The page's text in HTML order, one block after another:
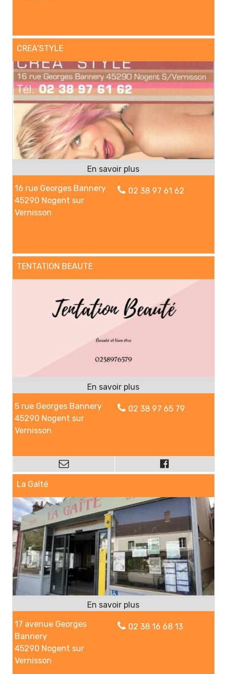
CREA’STYLE
16 rue Georges Bannery
45290 Nogent sur
Vernisson
02 38 97 61 62
TENTATION BEAUTE
5 rue Georges Bannery
45290 Nogent sur
Vernisson
02 38 97 65 79
La Gaîté
17 avenue Georges
Bannery
45290 Nogent sur
Vernisson
02 38 16 68 13